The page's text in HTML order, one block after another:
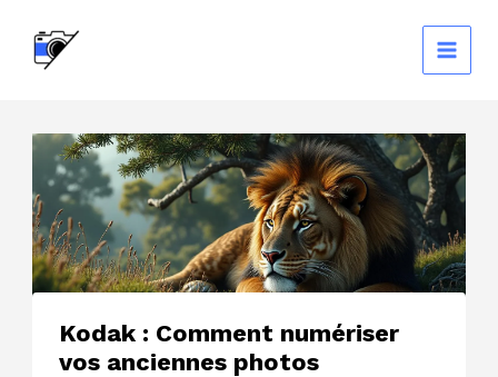
contenu
Kodak : Comment numériser
vos anciennes photos